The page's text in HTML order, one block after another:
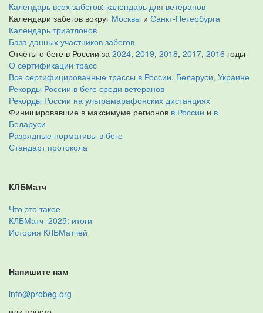
Календарь всех забегов; календарь для ветеранов
Календари забегов вокруг Москвы и Санкт-Петербурга
Календарь триатлонов
База данных участников забегов
Отчёты о беге в России за 2024, 2019, 2018, 2017, 2016 годы
О сертификации трасс
Все сертифицированные трассы в России, Беларуси, Украине
Рекорды России в беге среди ветеранов
Рекорды России на ультрамарафонских дистанциях
Финишировавшие в максимуме регионов в России и в
Беларуси
Разрядные нормативы в беге
Стандарт протокола
КЛБМатч
Что это такое
КЛБМатч–2025: итоги
История КЛБМатчей
Напишите нам
info@probeg.org